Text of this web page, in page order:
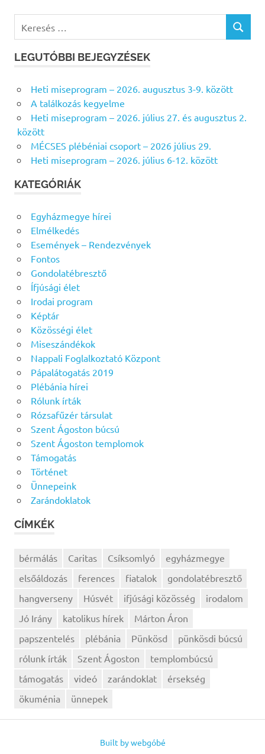
e
é
s
f
o
r
K
É
LEGUTÓBBI BEJEGYZÉSEK
Heti miseprogram – 2026. augusztus 3-9. között
A találkozás kegyelme
Heti miseprogram – 2026. július 27. és augusztus 2.
között
MÉCSES plébéniai csoport – 2026 július 29.
Heti miseprogram – 2026. július 6-12. között
KATEGÓRIÁK
Egyházmegye hírei
Elmélkedés
Események – Rendezvények
Fontos
Gondolatébresztő
Ífjúsági élet
Irodai program
Képtár
Közösségi élet
Miseszándékok
Nappali Foglalkoztató Központ
Pápalátogatás 2019
Plébánia hírei
Rólunk írták
Rózsafűzér társulat
Szent Ágoston búcsú
Szent Ágoston templomok
Támogatás
Történet
Ünnepeink
Zarándoklatok
CÍMKÉK
bérmálás Caritas Csíksomlyó
egyházmegye
elsőáldozás
ferences fiatalok
gondolatébresztő
hangverseny
Húsvét ifjúsági közösség
irodalom
Jó Irány
katolikus hírek
Márton Áron
papszentelés
plébánia Pünkösd
pünkösdi búcsú
rólunk írták
Szent Ágoston
templombúcsú
támogatás
videó zarándoklat
érsekség
ökuménia
ünnepek
Built by webgóbé